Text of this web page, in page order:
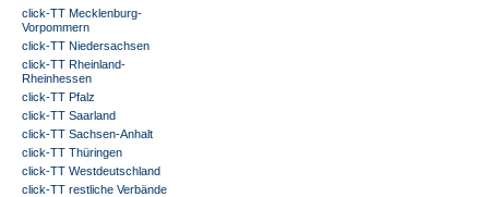
click-TT Mecklenburg-
Vorpommern
click-TT Niedersachsen
click-TT Rheinland-
Rheinhessen
click-TT Pfalz
click-TT Saarland
click-TT Sachsen-Anhalt
click-TT Thüringen
click-TT Westdeutschland
click-TT restliche Verbände